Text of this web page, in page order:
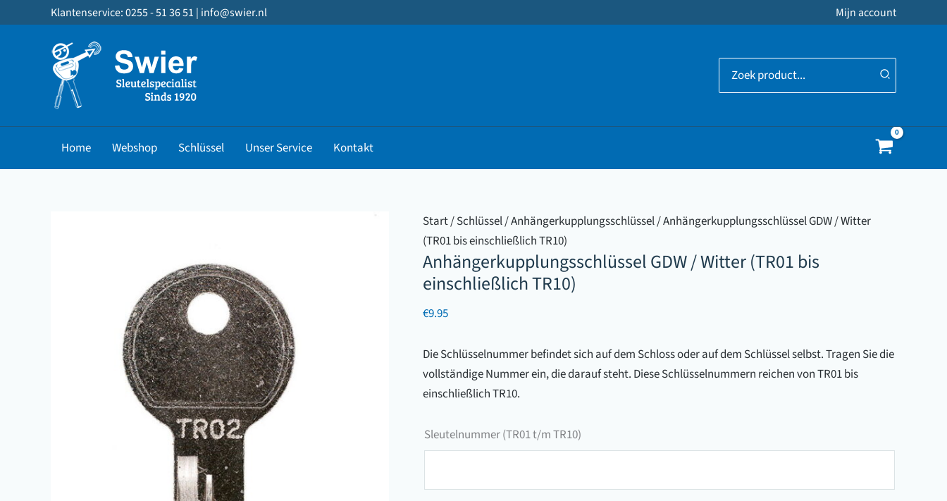
Inhalt
Klantenservice: 0255 - 51 36 51 | info@swier.nl Mijn account
Search
for:
Home Webshop Schlüssel Unser Service Kontakt
Start/Schlüssel/Anhängerkupplungsschlüssel/ Anhängerkupplungsschlüssel GDW / Witter
(TR01 bis einschließlich TR10)
Anhängerkupplungsschlüssel GDW / Witter (TR01 bis
einschließlich TR10)
€9.95
Die Schlüsselnummer befindet sich auf dem Schloss oder auf dem Schlüssel selbst. Tragen Sie die
vollständige Nummer ein, die darauf steht. Diese Schlüsselnummern reichen von TR01 bis
einschließlich TR10.
Sleutelnummer (TR01 t/m TR10)